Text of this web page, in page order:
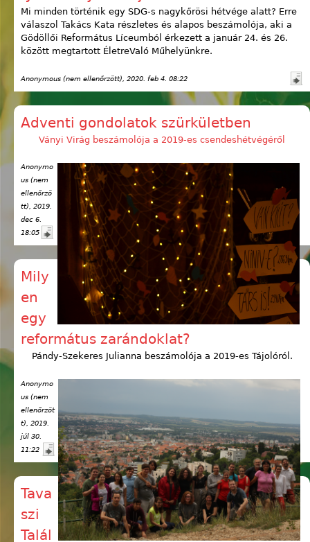
Mi minden történik egy SDG-s nagykőrösi hétvége alatt? Erre
válaszol Takács Kata részletes és alapos beszámolója, aki a
Gödöllői Református Líceumból érkezett a január 24. és 26.
között megtartott ÉletreValó Műhelyünkre.
Anonymous (nem ellenőrzött) , 2020. feb 4. 08:22
Adventi gondolatok szürkületben
Ványi Virág beszámolója a 2019-es csendeshétvégéről
Anonymo
us (nem
ellenőrzö
tt), 2019.
dec 6.
18:05
Mily
en
egy
református zarándoklat?
Pándy-Szekeres Julianna beszámolója a 2019-es Tájolóról.
Anonymo
us (nem
ellenőrzöt
t) , 2019.
júl 30.
11:22
Tava
szi
Talál